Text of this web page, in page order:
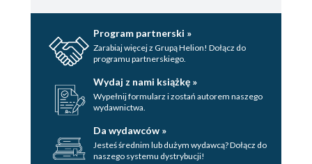
Program partnerski »
Zarabiaj więcej z Grupą Helion! Dołącz do
programu partnerskiego.
Wydaj z nami książkę »
Wypełnij formularz i zostań autorem naszego
wydawnictwa.
Da wydawców »
Jesteś średnim lub dużym wydawcą? Dołącz do
naszego systemu dystrybucji!